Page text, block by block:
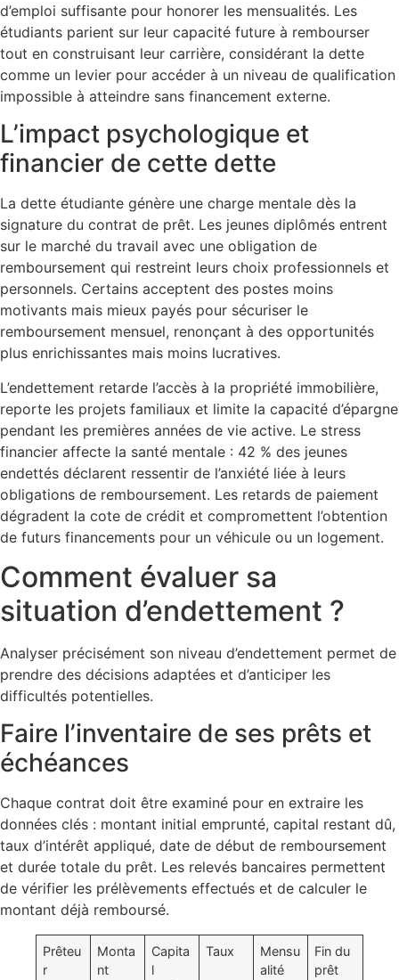
d’emploi suffisante pour honorer les mensualités. Les
étudiants parient sur leur capacité future à rembourser
tout en construisant leur carrière, considérant la dette
comme un levier pour accéder à un niveau de qualification
impossible à atteindre sans financement externe.
L’impact psychologique et
financier de cette dette
La dette étudiante génère une charge mentale dès la
signature du contrat de prêt. Les jeunes diplômés entrent
sur le marché du travail avec une obligation de
remboursement qui restreint leurs choix professionnels et
personnels. Certains acceptent des postes moins
motivants mais mieux payés pour sécuriser le
remboursement mensuel, renonçant à des opportunités
plus enrichissantes mais moins lucratives.
L’endettement retarde l’accès à la propriété immobilière,
reporte les projets familiaux et limite la capacité d’épargne
pendant les premières années de vie active. Le stress
financier affecte la santé mentale : 42 % des jeunes
endettés déclarent ressentir de l’anxiété liée à leurs
obligations de remboursement. Les retards de paiement
dégradent la cote de crédit et compromettent l’obtention
de futurs financements pour un véhicule ou un logement.
Comment évaluer sa
situation d’endettement ?
Analyser précisément son niveau d’endettement permet de
prendre des décisions adaptées et d’anticiper les
difficultés potentielles.
Faire l’inventaire de ses prêts et
échéances
Chaque contrat doit être examiné pour en extraire les
données clés : montant initial emprunté, capital restant dû,
taux d’intérêt appliqué, date de début de remboursement
et durée totale du prêt. Les relevés bancaires permettent
de vérifier les prélèvements effectués et de calculer le
montant déjà remboursé.
Prêteu
r
Monta
nt
Capita
l
Taux
Mensu
alité
Fin du
prêt